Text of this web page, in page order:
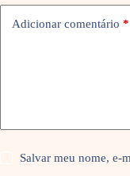
Adicionar comentário *
Salvar meu nome, e-